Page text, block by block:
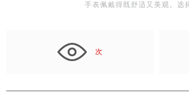
手表佩戴得既舒适又美观。选
次